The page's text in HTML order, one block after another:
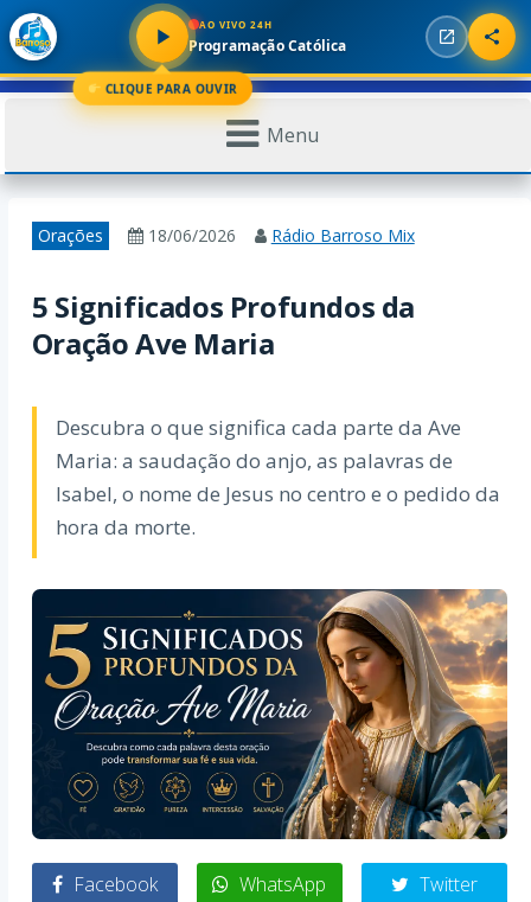
CLIQUE PARA OUVIR
AO VIVO 24H
Programação Católica
Menu
Orações 18/06/2026 Rádio Barroso Mix
5 Significados Profundos da
Oração Ave Maria
Descubra o que significa cada parte da Ave
Maria: a saudação do anjo, as palavras de
Isabel, o nome de Jesus no centro e o pedido da
hora da morte.
Facebook WhatsApp Twitter